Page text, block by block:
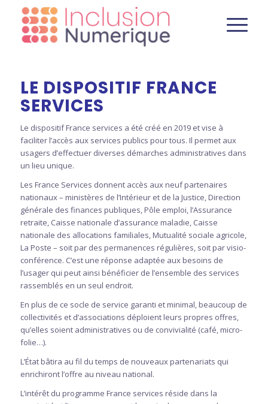
LE DISPOSITIF FRANCE
SERVICES
Le dispositif France services a été créé en 2019 et vise à
faciliter l’accès aux services publics pour tous. Il permet aux
usagers d’effectuer diverses démarches administratives dans
un lieu unique.
Les France Services donnent accès aux neuf partenaires
nationaux – ministères de l’Intérieur et de la Justice, Direction
générale des finances publiques, Pôle emploi, l’Assurance
retraite, Caisse nationale d’assurance maladie, Caisse
nationale des allocations familiales, Mutualité sociale agricole,
La Poste – soit par des permanences régulières, soit par visio-
conférence. C’est une réponse adaptée aux besoins de
l’usager qui peut ainsi bénéficier de l’ensemble des services
rassemblés en un seul endroit.
En plus de ce socle de service garanti et minimal, beaucoup de
collectivités et d’associations déploient leurs propres offres,
qu’elles soient administratives ou de convivialité (café, micro-
folie…).
L’État bâtira au fil du temps de nouveaux partenariats qui
enrichiront l’offre au niveau national.
L’intérêt du programme France services réside dans la